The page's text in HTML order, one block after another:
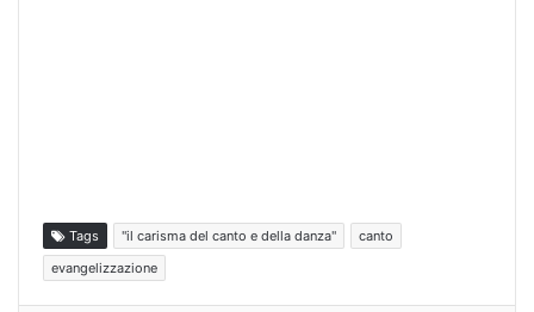
Tags "il carisma del canto e della danza"
canto
evangelizzazione